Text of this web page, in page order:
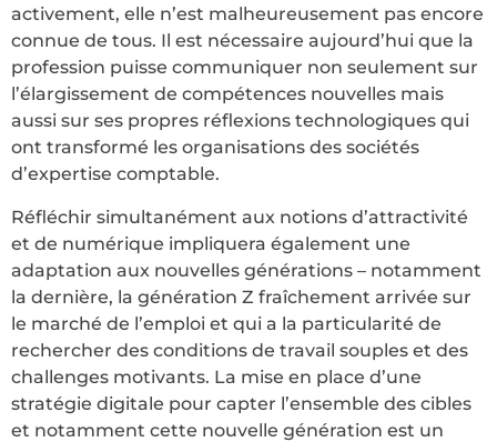
activement, elle n’est malheureusement pas encore
connue de tous. Il est nécessaire aujourd’hui que la
profession puisse communiquer non seulement sur
l’élargissement de compétences nouvelles mais
aussi sur ses propres réflexions technologiques qui
ont transformé les organisations des sociétés
d’expertise comptable.
Réfléchir simultanément aux notions d’attractivité
et de numérique impliquera également une
adaptation aux nouvelles générations – notamment
la dernière, la génération Z fraîchement arrivée sur
le marché de l’emploi et qui a la particularité de
rechercher des conditions de travail souples et des
challenges motivants. La mise en place d’une
stratégie digitale pour capter l’ensemble des cibles
et notamment cette nouvelle génération est un